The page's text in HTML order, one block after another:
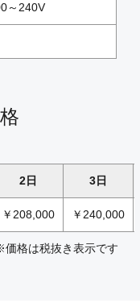
～240V
2日 3日
￥208,000 ￥240,000
価格は税抜き表示です